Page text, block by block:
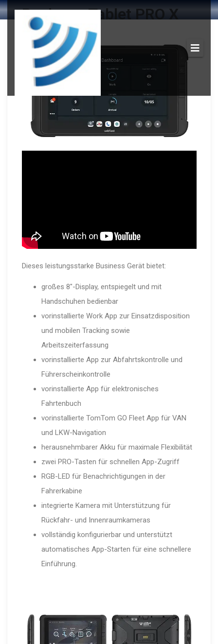
Business Tablet PRO X
Dieses leistungsstarke Business Gerät bietet:
großes 8″-Display, entspiegelt und mit
Handschuhen bedienbar
vorinstallierte Work App zur Einsatzdisposition
und mobilen Tracking sowie
Arbeitszeiterfassung
vorinstallierte App zur Abfahrtskontrolle und
Führerscheinkontrolle
vorinstallierte App für elektronisches
Fahrtenbuch
vorinstallierte TomTom GO Fleet App für VAN
und LKW-Navigation
herausnehmbarer Akku für maximale Flexibilität
zwei PRO-Tasten für schnellen App-Zugriff
RGB-LED für Benachrichtigungen in der
Fahrerkabine
integrierte Kamera mit Unterstützung für
Rückfahr- und Innenraumkameras
vollständig konfigurierbar und unterstützt
automatisches App-Starten für eine schnellere
Einführung.